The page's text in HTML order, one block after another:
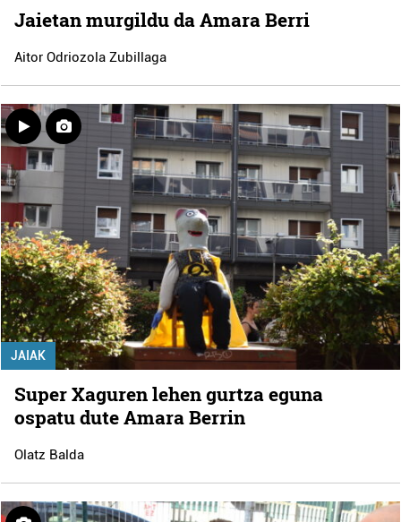
Jaietan murgildu da Amara Berri
Aitor Odriozola Zubillaga
JAIAK
Super Xaguren lehen gurtza eguna
ospatu dute Amara Berrin
Olatz Balda